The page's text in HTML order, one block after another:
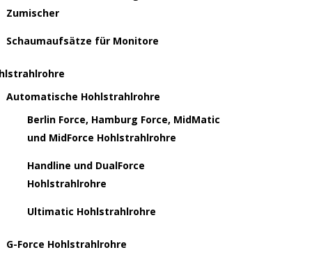
Zumischer
Schaumaufsätze für Monitore
Automatische Hohlstrahlrohre
Berlin Force, Hamburg Force, MidMatic
und MidForce Hohlstrahlrohre
Handline und DualForce
Hohlstrahlrohre
Ultimatic Hohlstrahlrohre
G-Force Hohlstrahlrohre